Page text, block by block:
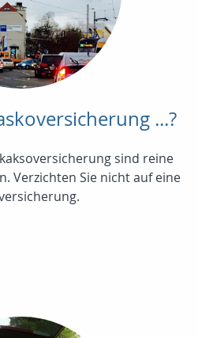
...?
sind reine
Verzichten Sie nicht auf eine